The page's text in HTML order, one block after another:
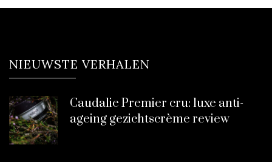
NIEUWSTE VERHALEN
Caudalie Premier cru: luxe anti-
ageing gezichtscrème review